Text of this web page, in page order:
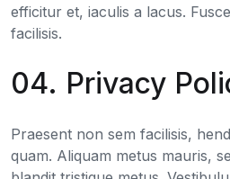
efficitur et, iaculis a lacus.
facilisis.
04. Privacy
Praesent non sem facilisis,
quam. Aliquam metus mauris,